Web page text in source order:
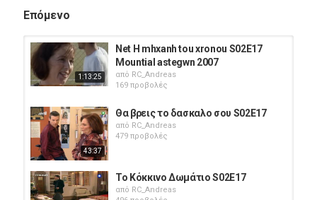
Επόμενο
1:13:25
Net H mhxanh tou xronou S02E17
Mountial astegwn 2007
από RC_Andreas
169 προβολές
43:37
Θα βρεις το δασκαλο σου S02E17
από RC_Andreas
479 προβολές
Το Κόκκινο Δωμάτιο S02E17
από RC_Andreas